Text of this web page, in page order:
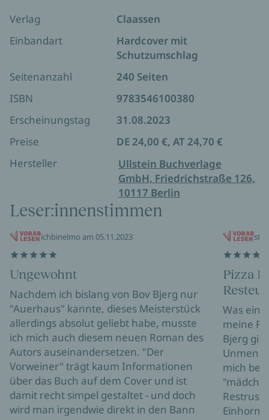
Tränen bringen Prestige, und nur wer über einen
überzeugend geweint. Zu echter Trauer ist ohnehin
niemand mehr in der Lage. Auch nicht B. wie Berta,
Annas Tochter. Berta ist die Erzählerin und das
erzählt: furios, komisch und ohne Mitleid.
Bov Bjergs neuer Roman ist ein kühner Wurf:
barock wie ein Menuett, gegenwärtig wie ein
Liveticker, fernsichtig wie eine Vorhersage. Und mit
absolutem Gehör für Sprache und ihre
Möglichkeiten komponiert.Der Vorweinerist ein
preiswürdiges Erzählkunstwerk über eine Welt, die
in Staunen versetzt.
Verlag
Claassen
Einbandart
Hardcover mit
Schutzumschlag
Seitenanzahl
240 Seiten
ISBN
9783546100380
Erscheinungstag
31.08.2023
Preise
DE 24,00 €, AT 24,70 €
Hersteller
Ullstein Buchverlage
GmbH, Friedrichstraße 126,
10117 Berlin
Leser:innenstimmen
ichbinelmo am 05.11.2023
Ungewohnt
Nachdem ich bislang von Bov Bjerg nur
"Auerhaus" kannte, dieses Meisterstück
allerdings absolut geliebt habe, musste
ich mich auch diesem neuen Roman des
Autors auseinandersetzen. "Der
Vorweiner" trägt kaum Informationen
über das Buch auf dem Cover und ist
damit recht simpel gestaltet - und doch
wird man irgendwie direkt in den Bann
Pizza
Was ein
meine
Bjerg
mich